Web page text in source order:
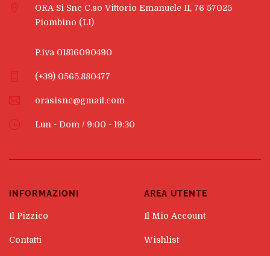
(+39) 0565.880477
ORA Si Snc C.so Vittorio Emanuele II, 76 57025
Piombino (LI)
P.iva 01816090490
orasisnc@gmail.com
Lun - Dom / 9:00 - 19:30
INFORMAZIONI
Il Pizzico
Contatti
AREA UTENTE
Il Mio Account
Wishlist